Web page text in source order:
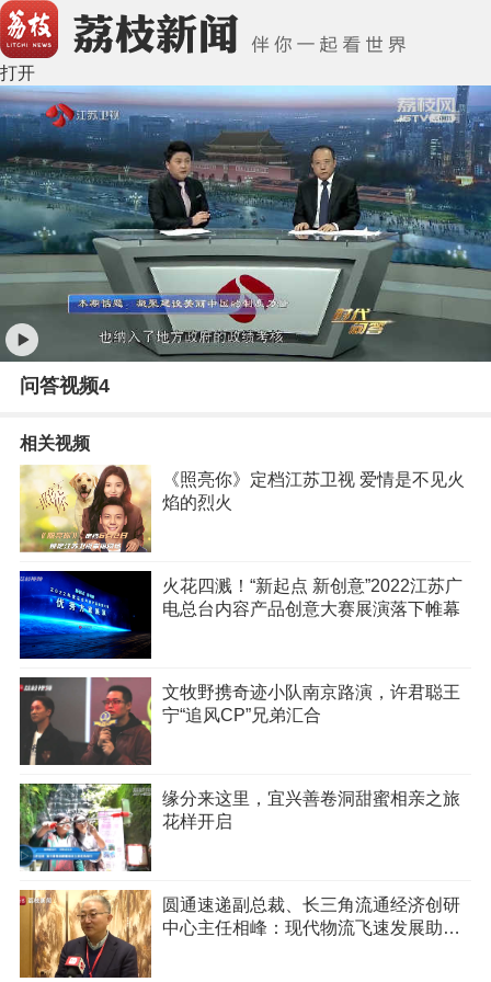
打开
问答视频4
相关视频
《照亮你》定档江苏卫视 爱情是不见火
焰的烈火
火花四溅！“新起点 新创意”2022江苏广
电总台内容产品创意大赛展演落下帷幕
文牧野携奇迹小队南京路演，许君聪王
宁“追风CP”兄弟汇合
缘分来这里，宜兴善卷洞甜蜜相亲之旅
花样开启
圆通速递副总裁、长三角流通经济创研
中心主任相峰：现代物流飞速发展助